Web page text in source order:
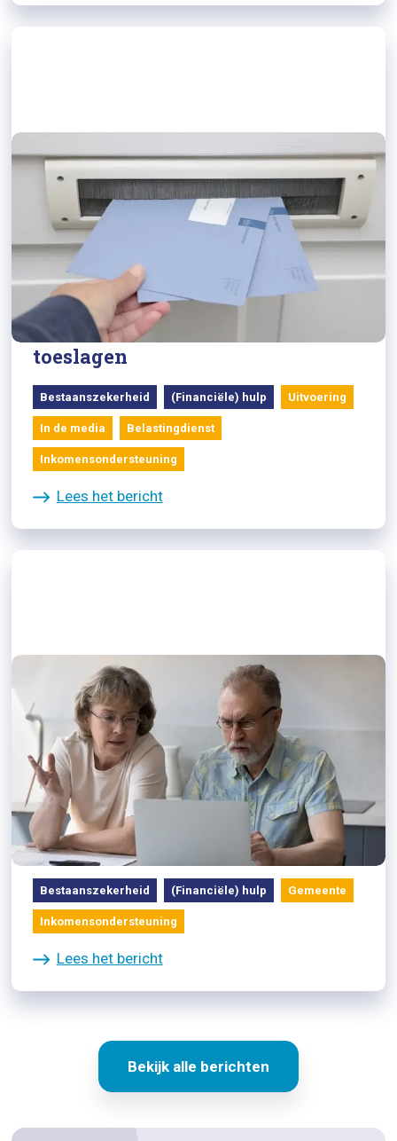
24/10/2025
RTL Nieuws: steeds meer
problemen door terugbetalen
toeslagen
Bestaanszekerheid (Financiële) hulp Uitvoering
In de media Belastingdienst
Inkomensondersteuning
Lees het bericht
21/06/2024
Gemeente kan alleenverdieners
helpen met extra bijstand
Bestaanszekerheid (Financiële) hulp Gemeente
Inkomensondersteuning
Lees het bericht
Bekijk alle berichten